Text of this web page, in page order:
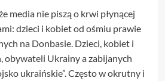
media nie piszą o krwi płynącej
dzieci i kobiet od ośmiu prawie
na Donbasie. Dzieci, kobiet i
obywateli Ukrainy a zabijanych
ukraińskie”. Często w okrutny i